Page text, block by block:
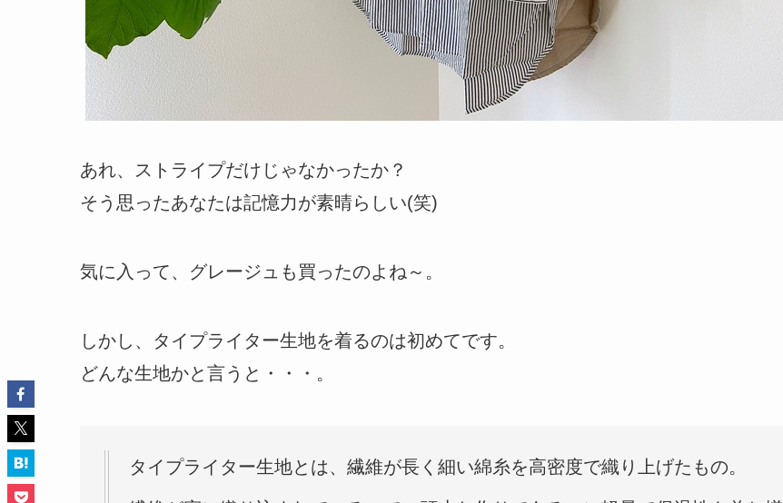
あれ、ストライプだけじゃなかったか？
そう思ったあなたは記憶力が素晴らしい(笑)
気に入って、グレージュも買ったのよね～。
しかし、タイプライター生地を着るのは初めてです。
どんな生地かと言うと・・・。
タイプライター生地とは、繊維が長く細い綿糸を高密度で織り上げたもの。